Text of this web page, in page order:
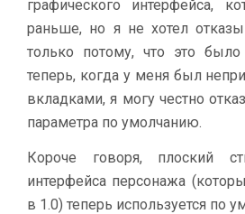
графического интерфейса,
раньше, но я не хотел
только потому, что это
теперь, когда у меня был
вкладками, я могу честно
параметра по умолчанию.
Короче говоря, плоский
интерфейса персонажа
в 1.0) теперь используется по